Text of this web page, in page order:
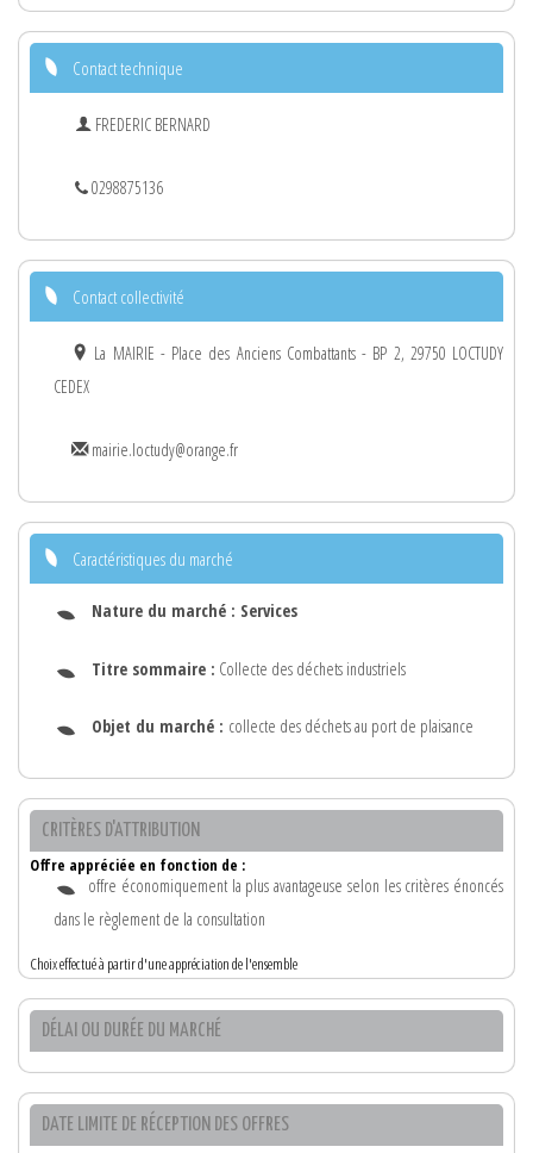
Contact technique
FREDERIC BERNARD
0298875136
Contact collectivité
La MAIRIE - Place des Anciens Combattants - BP 2, 29750 LOCTUDY
CEDEX
mairie.loctudy@orange.fr
Caractéristiques du marché
Nature du marché : Services
Titre sommaire : Collecte des déchets industriels
Objet du marché : collecte des déchets au port de plaisance
CRITÈRES D'ATTRIBUTION
Offre appréciée en fonction de :
offre économiquement la plus avantageuse selon les critères énoncés
dans le règlement de la consultation
Choix effectué à partir d'une appréciation de l'ensemble
DÉLAI OU DURÉE DU MARCHÉ
DATE LIMITE DE RÉCEPTION DES OFFRES